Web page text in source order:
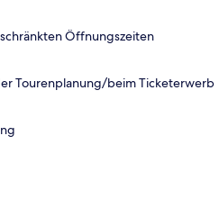
Öffnungszeiten
Tourenplanung/beim Ticketerwerb